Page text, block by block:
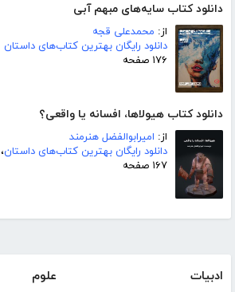
دانلود کتاب سایه‌های مبهم آبی
از: محمدعلی قجه
دانلود رایگان بهترین کتاب‌های داستان
۱۷۶ صفحه
دانلود کتاب هیولاها، افسانه یا واقعی؟
از: امیرابوالفضل هنرمند
دانلود رایگان بهترین کتاب‌های داستان،
۱۶۷ صفحه
ادبیات علوم